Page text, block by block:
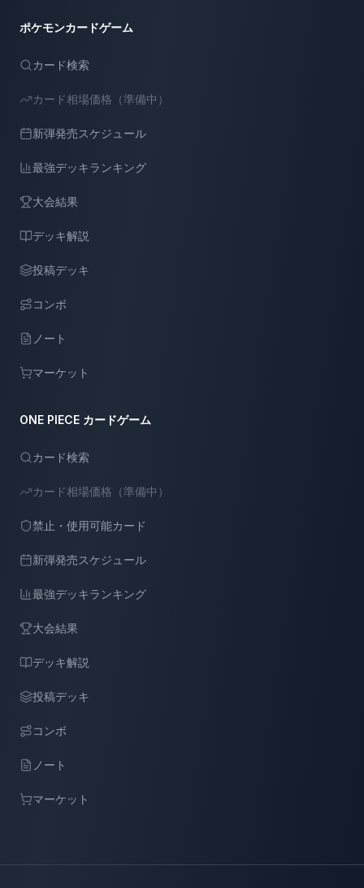
ポケモンカードゲーム
カード検索
カード相場価格（準備中）
新弾発売スケジュール
最強デッキランキング
大会結果
デッキ解説
投稿デッキ
コンボ
ノート
マーケット
ONE PIECE カードゲーム
カード検索
カード相場価格（準備中）
禁止・使用可能カード
新弾発売スケジュール
最強デッキランキング
大会結果
デッキ解説
投稿デッキ
コンボ
ノート
マーケット